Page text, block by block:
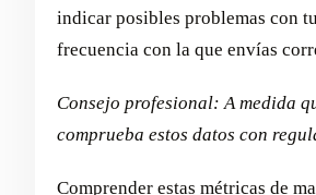
indicar posibles problemas con
frecuencia con la que envías
Consejo profesional: A medida
comprueba estos datos con
Comprender estas métricas de